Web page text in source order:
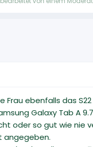
Frau ebenfalls das
Galaxy Tab A
oder so gut wie nie
angegeben.